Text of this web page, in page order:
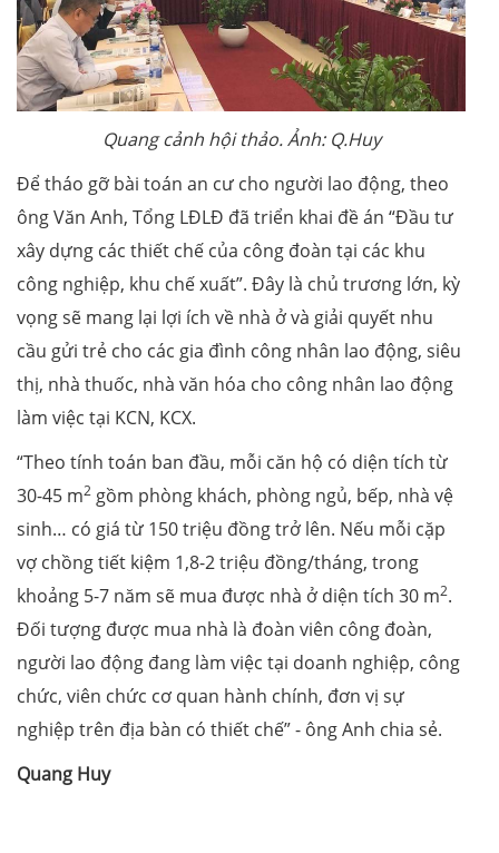
Quang cảnh hội thảo. Ảnh: Q.Huy
Để tháo gỡ bài toán an cư cho người lao động, theo
ông Văn Anh, Tổng LĐLĐ đã triển khai đề án “Đầu tư
xây dựng các thiết chế của công đoàn tại các khu
công nghiệp, khu chế xuất”. Đây là chủ trương lớn, kỳ
vọng sẽ mang lại lợi ích về nhà ở và giải quyết nhu
cầu gửi trẻ cho các gia đình công nhân lao động, siêu
thị, nhà thuốc, nhà văn hóa cho công nhân lao động
làm việc tại KCN, KCX.
“Theo tính toán ban đầu, mỗi căn hộ có diện tích từ
30-45 m2 gồm phòng khách, phòng ngủ, bếp, nhà vệ
sinh… có giá từ 150 triệu đồng trở lên. Nếu mỗi cặp
vợ chồng tiết kiệm 1,8-2 triệu đồng/tháng, trong
khoảng 5-7 năm sẽ mua được nhà ở diện tích 30 m2.
Ðối tượng được mua nhà là đoàn viên công đoàn,
người lao động đang làm việc tại doanh nghiệp, công
chức, viên chức cơ quan hành chính, đơn vị sự
nghiệp trên địa bàn có thiết chế” - ông Anh chia sẻ.
Quang Huy